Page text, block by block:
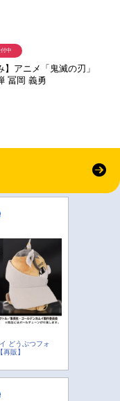
】アニメ「鬼滅の刃」
冨岡 義勇
中
どうぶつフォ
販】